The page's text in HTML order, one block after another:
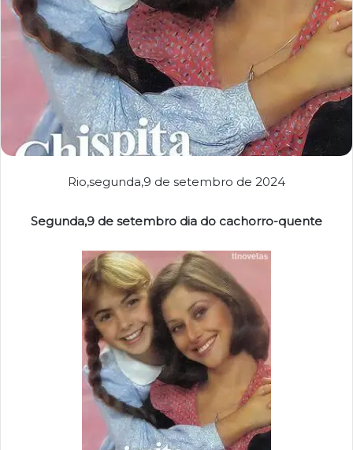
Rio,segunda,9 de setembro de 2024
Segunda,9 de setembro dia do cachorro-quente